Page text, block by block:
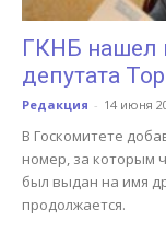
ГКНБ нашел
депутата
Редакция - 14 июня
В Госкомитете
номер, за которым
был выдан на имя
продолжается.